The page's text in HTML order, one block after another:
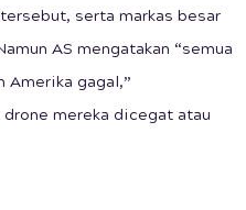
serta markas besar
AS mengatakan “semua
Amerika gagal,”
drone mereka dicegat atau